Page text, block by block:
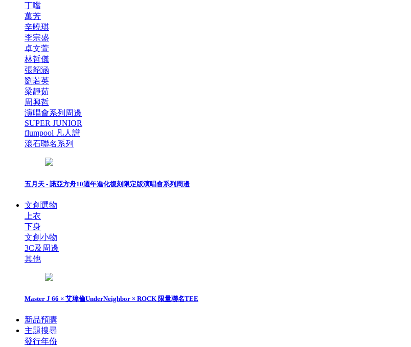
丁噹
萬芳
辛曉琪
李宗盛
卓文萱
林哲儀
張韶涵
劉若英
梁靜茹
周興哲
演唱會系列周邊
SUPER JUNIOR
flumpool 凡人譜
滾石聯名系列
五月天 - 諾亞方舟10週年進化復刻限定版演唱會系列周邊
文創選物
上衣
下身
文創小物
3C及周邊
其他
Master J 66 × 艾瑋倫UnderNeighbor × ROCK 限量聯名TEE
新品預購
主題搜尋
發行年份